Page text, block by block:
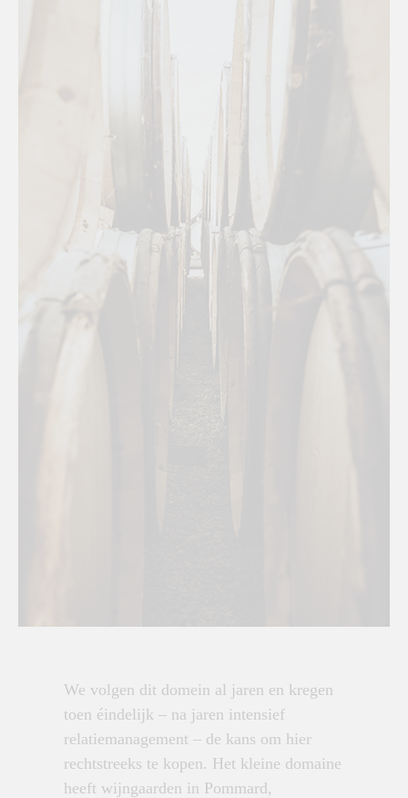
We volgen dit domein al jaren en kregen
toen éindelijk – na jaren intensief
relatiemanagement – de kans om hier
rechtstreeks te kopen. Het kleine domaine
heeft wijngaarden in Pommard,